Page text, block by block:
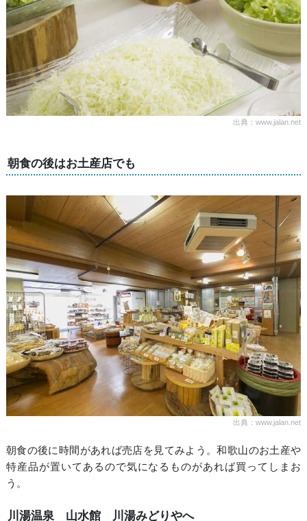
出典：www.jalan.net
朝食の後はお土産店でも
出典：www.jalan.net
朝食の後に時間があれば売店を見てみよう。和歌山のお土産や
特産品が置いてあるので気になるものがあれば買ってしまお
う。
川湯温泉 山水館 川湯みどりやへ